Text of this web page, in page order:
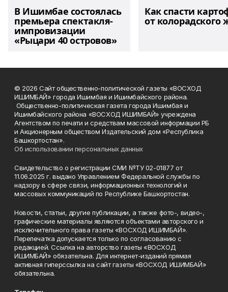
В Ишимбае состоялась
премьера спектакля-
импровизации
«Рыцари 40 островов»
Как спасти
от колорадского
© 2026 Сайт общественно-политической газеты «ВОСХОД
ИШИМБАЙ» города Ишимбая и Ишимбайского района.
Общественно-политическая газета города Ишимбая и
Ишимбайского района «ВОСХОД ИШИМБАЙ» учреждена
Агентством по печати и средствам массовой информации РБ
и Акционерным обществом Издательский дом «Республика
Башкортостан».
Об использовании персональных данных
Свидетельство о регистрации СМИ №ТУ 02-01877 от
11.06.2025 г. выдано Управлением Федеральной службы по
надзору в сфере связи, информационных технологий и
массовых коммуникаций по Республике Башкортостан.
Новости, статьи, другие публикации, а также фото-, видео-,
графические материалы являются объектами авторского и
исключительного права газеты «ВОСХОД ИШИМБАЙ».
Перепечатка допускается только по согласованию с
редакцией. Ссылка на авторство газеты «ВОСХОД
ИШИМБАЙ» обязательна. Для интернет-изданий прямая
активная гиперссылка на сайт газеты «ВОСХОД ИШИМБАЙ»
обязательна.